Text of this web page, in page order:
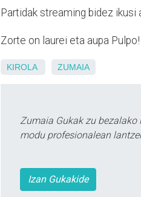
Partidak streaming bidez ikusi
Zorte on laurei eta aupa
KIROLA ZUMAIA
Zumaia Gukak zu
modu profesionalean
Izan Gukakide